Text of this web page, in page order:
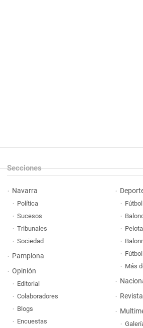
Secciones
Navarra
Política
Sucesos
Tribunales
Sociedad
Pamplona
Opinión
Editorial
Colaboradores
Blogs
Encuestas
Fútbol
Pelota
Más
Revista